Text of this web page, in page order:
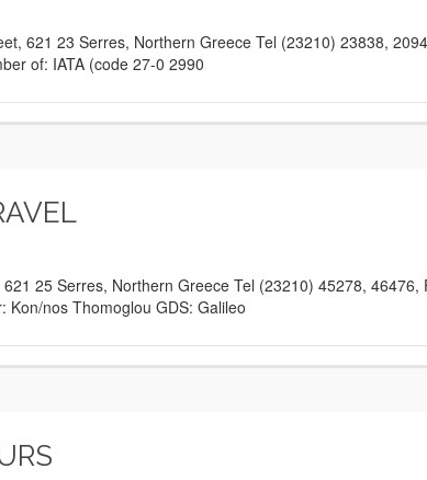
621 23 Serres, Northern Greece Tel (23210) 23838,
of: IATA (code 27-0 2990
25 Serres, Northern Greece Tel (23210) 45278,
Kon/nos Thomoglou GDS: Galileo